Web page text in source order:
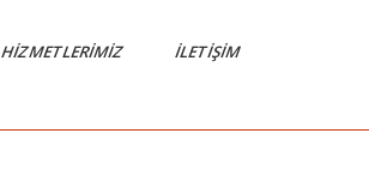
HIZMETLERIMIZ İLETIŞIM